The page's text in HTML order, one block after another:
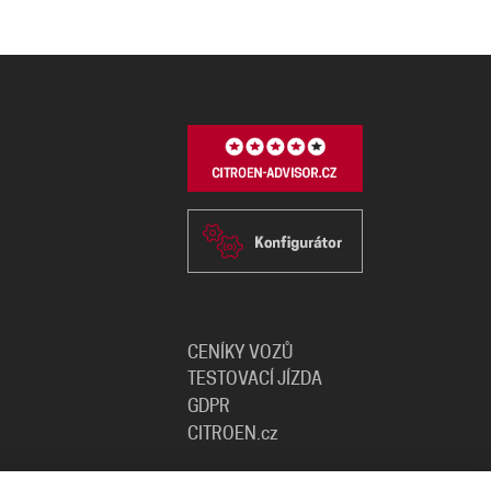
CENÍKY VOZŮ
TESTOVACÍ JÍZDA
GDPR
CITROEN.cz